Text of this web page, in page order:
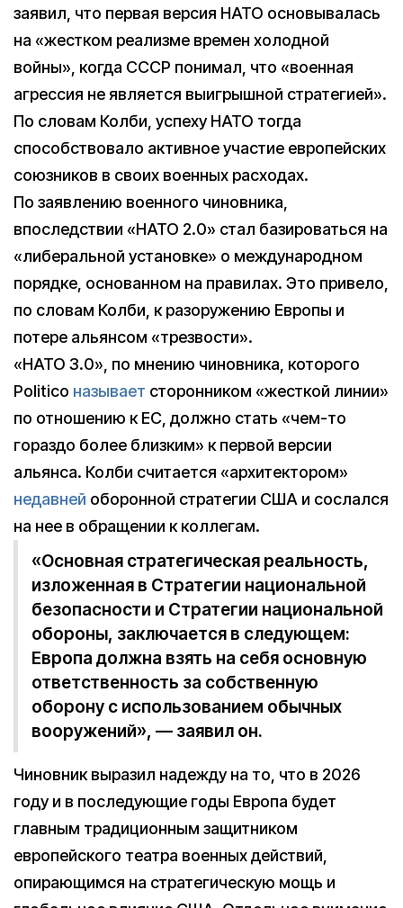
заявил, что первая версия НАТО основывалась
на «жестком реализме времен холодной
войны», когда СССР понимал, что «военная
агрессия не является выигрышной стратегией».
По словам Колби, успеху НАТО тогда
способствовало активное участие европейских
союзников в своих военных расходах.
По заявлению военного чиновника,
впоследствии «НАТО 2.0» стал базироваться на
«либеральной установке» о международном
порядке, основанном на правилах. Это привело,
по словам Колби, к разоружению Европы и
потере альянсом «трезвости».
«НАТО 3.0», по мнению чиновника, которого
Politico называет сторонником «жесткой линии»
по отношению к ЕС, должно стать «чем-то
гораздо более близким» к первой версии
альянса. Колби считается «архитектором»
недавней оборонной стратегии США и сослался
на нее в обращении к коллегам.
«Основная стратегическая реальность,
изложенная в Стратегии национальной
безопасности и Стратегии национальной
обороны, заключается в следующем:
Европа должна взять на себя основную
ответственность за собственную
оборону с использованием обычных
вооружений», — заявил он.
Чиновник выразил надежду на то, что в 2026
году и в последующие годы Европа будет
главным традиционным защитником
европейского театра военных действий,
опирающимся на стратегическую мощь и